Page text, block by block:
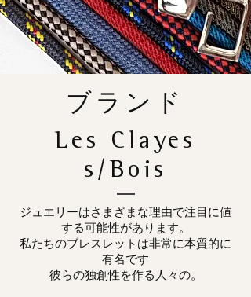
ブランド
Les Clayes
s/Bois
ジュエリーはさまざまな理由で注目に値
する可能性があります。
私たちのブレスレットは非常に本質的に
有名です
彼らの独創性を作る人々の。